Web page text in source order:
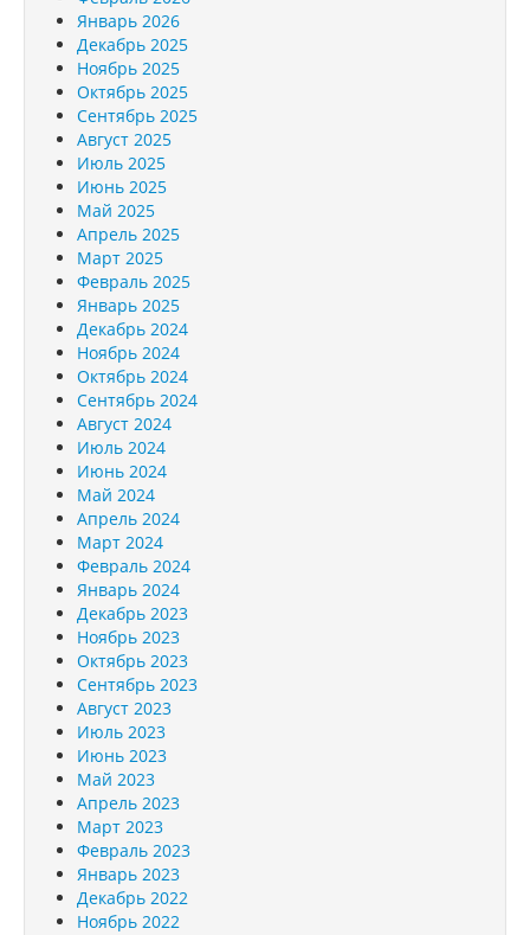
Январь 2026
Декабрь 2025
Ноябрь 2025
Октябрь 2025
Сентябрь 2025
Август 2025
Июль 2025
Июнь 2025
Май 2025
Апрель 2025
Март 2025
Февраль 2025
Январь 2025
Декабрь 2024
Ноябрь 2024
Октябрь 2024
Сентябрь 2024
Август 2024
Июль 2024
Июнь 2024
Май 2024
Апрель 2024
Март 2024
Февраль 2024
Январь 2024
Декабрь 2023
Ноябрь 2023
Октябрь 2023
Сентябрь 2023
Август 2023
Июль 2023
Июнь 2023
Май 2023
Апрель 2023
Март 2023
Февраль 2023
Январь 2023
Декабрь 2022
Ноябрь 2022